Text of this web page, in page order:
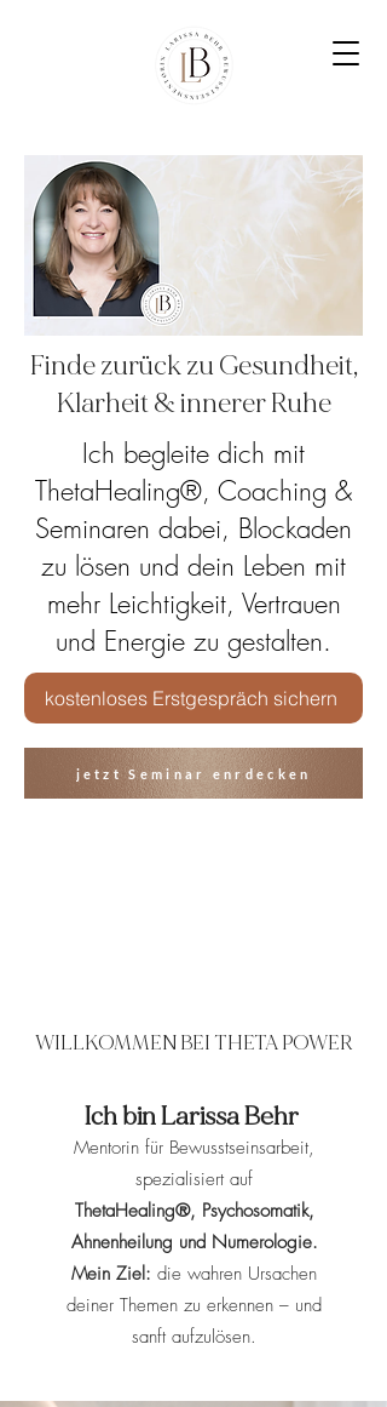
Finde zurück zu Gesundheit,
Klarheit & innerer Ruhe
Ich begleite dich mit
ThetaHealing®, Coaching &
Seminaren dabei, Blockaden
zu lösen und dein Leben mit
mehr Leichtigkeit, Vertrauen
und Energie zu gestalten.
kostenloses Erstgespräch sichern
jetzt Seminar enrdecken
WILLKOMMEN BEI THETA POWER
Ich bin Larissa Behr
Mentorin für Bewusstseinsarbeit,
spezialisiert auf
ThetaHealing®, Psychosomatik,
Ahnenheilung und Numerologie.
Mein Ziel: die wahren Ursachen
deiner Themen zu erkennen – und
sanft aufzulösen.